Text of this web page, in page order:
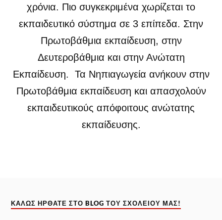
χρόνια. Πιο συγκεκριμένα χωρίζεται το
εκπαιδευτικό σύστημα σε 3 επίπεδα. Στην
Πρωτοβάθμια εκπαίδευση, στην
Δευτεροβάθμια και στην Ανώτατη
Εκπαίδευση. Τα Νηπιαγωγεία ανήκουν στην
Πρωτοβάθμια εκπαίδευση και απασχολούν
εκπαιδευτικούς απόφοιτους ανώτατης
εκπαίδευσης.
ΚΑΛΏΣ ΉΡΘΑΤΕ ΣΤΟ BLOG ΤΟΥ ΣΧΟΛΕΊΟΥ ΜΑΣ!